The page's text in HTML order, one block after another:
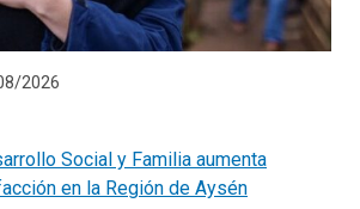
2026
Social y Familia aumenta
en la Región de Aysén